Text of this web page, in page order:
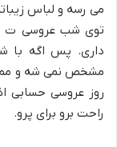
می رسه و لباس
توی شب عروسی ت
داری. پس اگه با
مشخص نمی شه و
روز عروسی حسابی
راحت برو برای پرو.